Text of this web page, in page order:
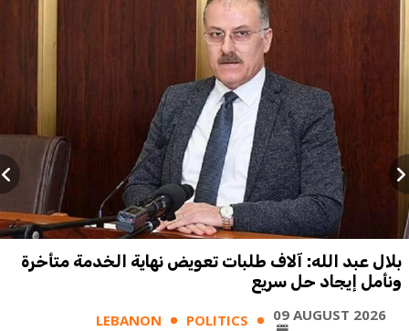
بلال عبد الله: آلاف طلبات تعويض نهاية الخدمة متأخرة
ونأمل إيجاد حل سريع
LEBANON POLITICS 09 AUGUST 2026